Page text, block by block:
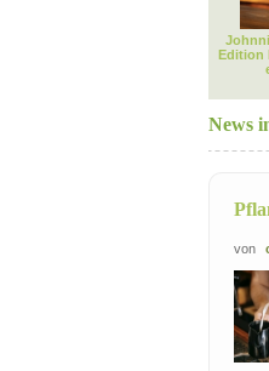
Edition
News
von